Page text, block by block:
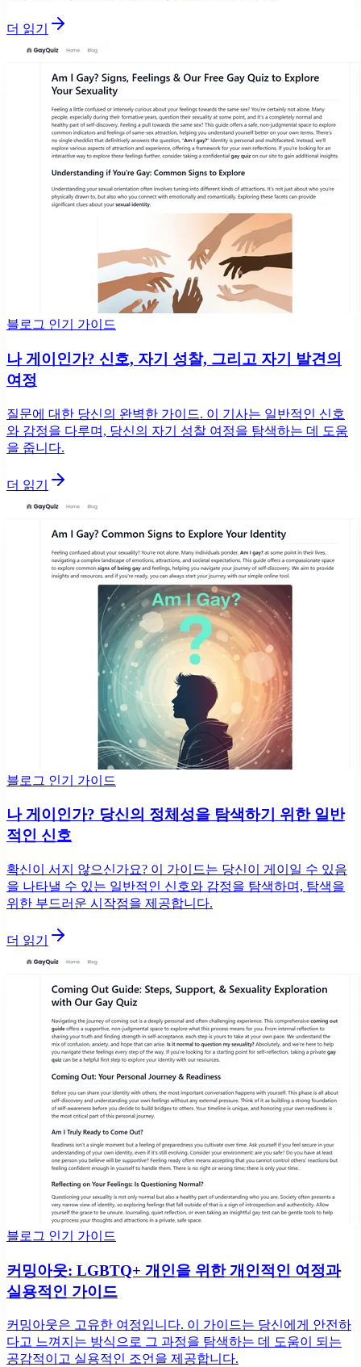
더 읽기
블로그 인기 가이드
나 게이인가? 신호, 자기 성찰, 그리고 자기 발견의
여정
질문에 대한 당신의 완벽한 가이드. 이 기사는 일반적인 신호
와 감정을 다루며, 당신의 자기 성찰 여정을 탐색하는 데 도움
을 줍니다.
더 읽기
블로그 인기 가이드
나 게이인가? 당신의 정체성을 탐색하기 위한 일반
적인 신호
확신이 서지 않으신가요? 이 가이드는 당신이 게이일 수 있음
을 나타낼 수 있는 일반적인 신호와 감정을 탐색하며, 탐색을
위한 부드러운 시작점을 제공합니다.
더 읽기
블로그 인기 가이드
커밍아웃: LGBTQ+ 개인을 위한 개인적인 여정과
실용적인 가이드
커밍아웃은 고유한 여정입니다. 이 가이드는 당신에게 안전하
다고 느껴지는 방식으로 그 과정을 탐색하는 데 도움이 되는
공감적이고 실용적인 조언을 제공합니다.